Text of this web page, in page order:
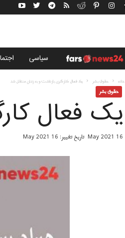
ب
ر
ا
سياسى
خانه حقوق بشر یک فعال کارگری بازداشت و به زندان منتقل شد
حقوق بشر
یک فعال
16 May 2021 تاریخ تغییر: 16 May 2021